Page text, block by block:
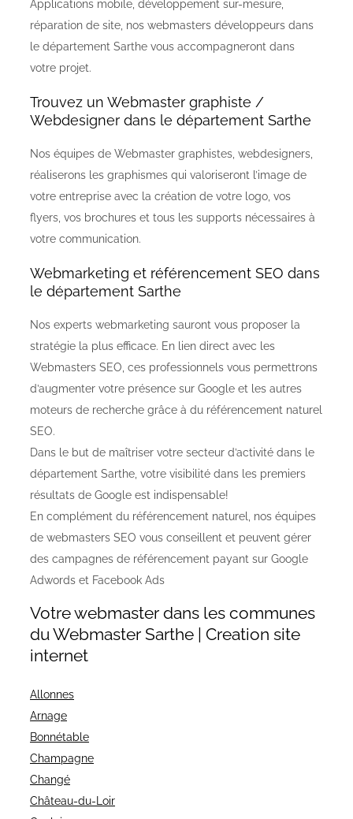
Applications mobile, développement sur-mesure,
réparation de site, nos webmasters développeurs dans
le département Sarthe vous accompagneront dans
votre projet.
Trouvez un Webmaster graphiste /
Webdesigner dans le département Sarthe
Nos équipes de Webmaster graphistes, webdesigners,
réaliserons les graphismes qui valoriseront l’image de
votre entreprise avec la création de votre logo, vos
flyers, vos brochures et tous les supports nécessaires à
votre communication.
Webmarketing et référencement SEO dans
le département Sarthe
Nos experts webmarketing sauront vous proposer la
stratégie la plus efficace. En lien direct avec les
Webmasters SEO, ces professionnels vous permettrons
d’augmenter votre présence sur Google et les autres
moteurs de recherche grâce à du référencement naturel
SEO.
Dans le but de maîtriser votre secteur d’activité dans le
département Sarthe, votre visibilité dans les premiers
résultats de Google est indispensable!
En complément du référencement naturel, nos équipes
de webmasters SEO vous conseillent et peuvent gérer
des campagnes de référencement payant sur Google
Adwords et Facebook Ads
Votre webmaster dans les communes
du Webmaster Sarthe | Creation site
internet
Allonnes
Arnage
Bonnétable
Champagne
Changé
Château-du-Loir